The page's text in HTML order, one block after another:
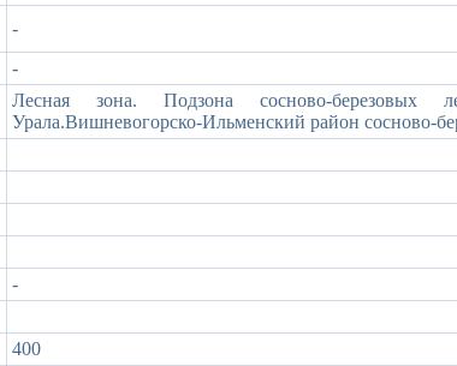
-
-
Лесная зона. Подзона сосново-березовых
Урала.Вишневогорско-Ильменский район сосново-
-
400